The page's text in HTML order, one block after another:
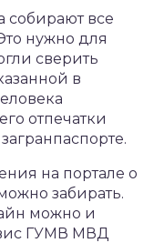
все
нужно для
сверить
в
отпечатки
на портале о
забирать.
можно и
ГУМВ МВД